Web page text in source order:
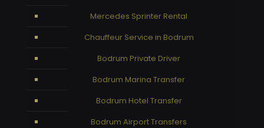
Mercedes Sprinter Rental
Chauffeur Service in Bodrum
Bodrum Private Driver
Bodrum Marina Transfer
Bodrum Hotel Transfer
Bodrum Airport Transfers